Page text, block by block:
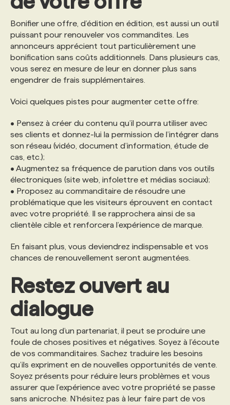
Bonifier une offre, d’édition en édition, est aussi un outil
puissant pour renouveler vos commandites. Les
annonceurs apprécient tout particulièrement une
bonification sans coûts additionnels. Dans plusieurs cas,
vous serez en mesure de leur en donner plus sans
engendrer de frais supplémentaires.
Voici quelques pistes pour augmenter cette offre:
• Pensez à créer du contenu qu’il pourra utiliser avec
ses clients et donnez-lui la permission de l’intégrer dans
son réseau (vidéo, document d’information, étude de
cas, etc.);
• Augmentez sa fréquence de parution dans vos outils
électroniques (site web, infolettre et médias sociaux);
• Proposez au commanditaire de résoudre une
problématique que les visiteurs éprouvent en contact
avec votre propriété. Il se rapprochera ainsi de sa
clientèle cible et renforcera l’expérience de marque.
En faisant plus, vous deviendrez indispensable et vos
chances de renouvellement seront augmentées.
Restez ouvert au
dialogue
Tout au long d’un partenariat, il peut se produire une
foule de choses positives et négatives. Soyez à l’écoute
de vos commanditaires. Sachez traduire les besoins
qu’ils expriment en de nouvelles opportunités de vente.
Soyez présents pour réduire leurs problèmes et vous
assurer que l’expérience avec votre propriété se passe
sans anicroche. N’hésitez pas à leur faire part de vos